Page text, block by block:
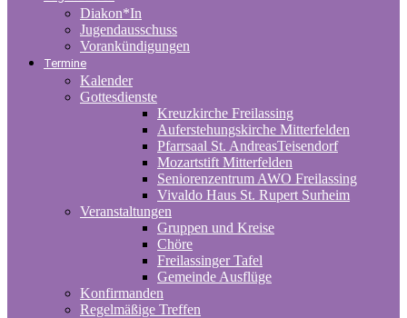
Diakon*In
Jugendausschuss
Vorankündigungen
Termine
Kalender
Gottesdienste
Kreuzkirche Freilassing
Auferstehungskirche Mitterfelden
Pfarrsaal St. AndreasTeisendorf
Mozartstift Mitterfelden
Seniorenzentrum AWO Freilassing
Vivaldo Haus St. Rupert Surheim
Veranstaltungen
Gruppen und Kreise
Chöre
Freilassinger Tafel
Gemeinde Ausflüge
Konfirmanden
Regelmäßige Treffen